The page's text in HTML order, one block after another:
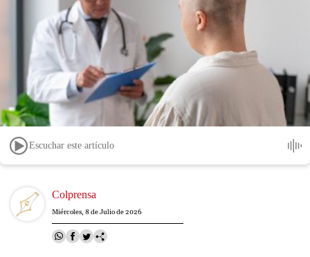
Escuchar este artículo
Image Colprensa
Miércoles, 8 de Julio de 2026